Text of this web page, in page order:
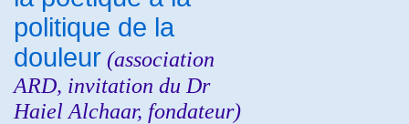
politique de la
douleur (association
ARD, invitation du Dr
Haiel Alchaar, fondateur)